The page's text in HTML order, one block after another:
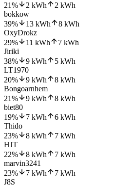
21% 2 kWh 2 kWh
bokkow
39% 13 kWh 8 kWh
OxyDrokz
29% 11 kWh 7 kWh
Jiriki
38% 9 kWh 5 kWh
LT1970
20% 9 kWh 8 kWh
Bongoarnhem
21% 9 kWh 8 kWh
biet80
19% 7 kWh 6 kWh
Thido
23% 8 kWh 7 kWh
HJT
22% 8 kWh 7 kWh
marvin3241
23% 7 kWh 7 kWh
J8S